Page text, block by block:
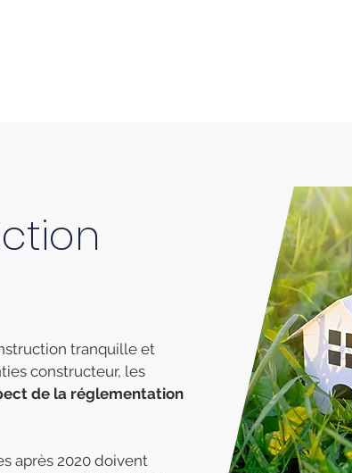
tranquille et
constructeur, les
de la réglementation
après 2020 doivent